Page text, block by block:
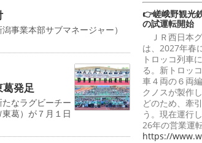
事業本部サブマネージャー）
発足
なラグビーチー
葛）が７月１日
👉嵯峨野観光
の試運転開始
ＪＲ西日本
は、2027年春
トロッコ列車
る。新トロッ
車４両の６両
クノスが製作
どのため、牽
う。現在運行
26年の営業運
https://